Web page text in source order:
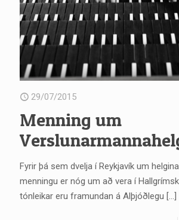
29/07/2015
Menning um
Fyrir þá sem dvelja í Reykjavík um
menningu er nóg um að vera í
tónleikar eru framundan á Alþjóðlegu […]